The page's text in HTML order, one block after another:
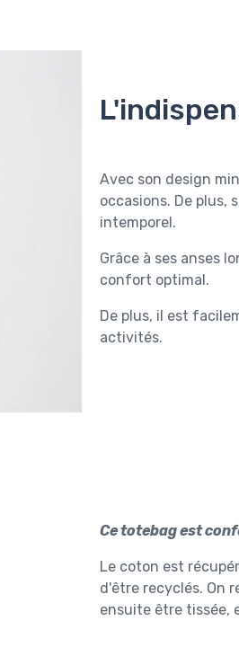
Avec son design
occasions. De plus,
intemporel.
Grâce à ses anses
confort optimal.
De plus, il est
activités.
Ce totebag est
Le coton est
d'être recyclés. On
ensuite être tissée,